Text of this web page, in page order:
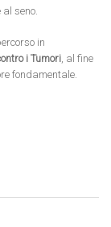
seno.
in
i Tumori, al fine
fondamentale.